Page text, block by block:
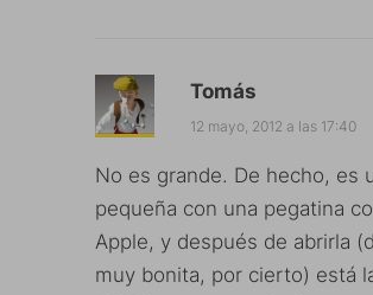
Tomás
12 mayo, 2012 a las 17:40
No es grande. De hecho, es
pequeña con una pegatina
Apple, y después de abrirla
muy bonita, por cierto) está